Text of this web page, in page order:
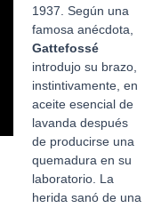
1937. Según una
famosa anécdota,
Gattefossé
introdujo su brazo,
instintivamente, en
aceite esencial de
lavanda después
de producirse una
quemadura en su
laboratorio. La
herida sanó de una